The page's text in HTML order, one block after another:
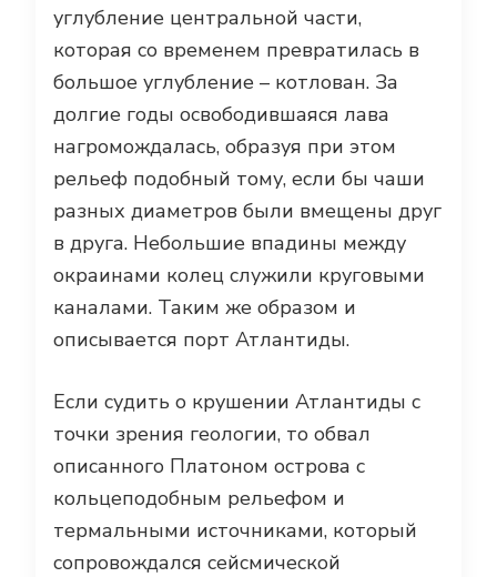
углубление центральной части,
которая со временем превратилась в
большое углубление – котлован. За
долгие годы освободившаяся лава
нагромождалась, образуя при этом
рельеф подобный тому, если бы чаши
разных диаметров были вмещены друг
в друга. Небольшие впадины между
окраинами колец служили круговыми
каналами. Таким же образом и
описывается порт Атлантиды.
Если судить о крушении Атлантиды с
точки зрения геологии, то обвал
описанного Платоном острова с
кольцеподобным рельефом и
термальными источниками, который
сопровождался сейсмической